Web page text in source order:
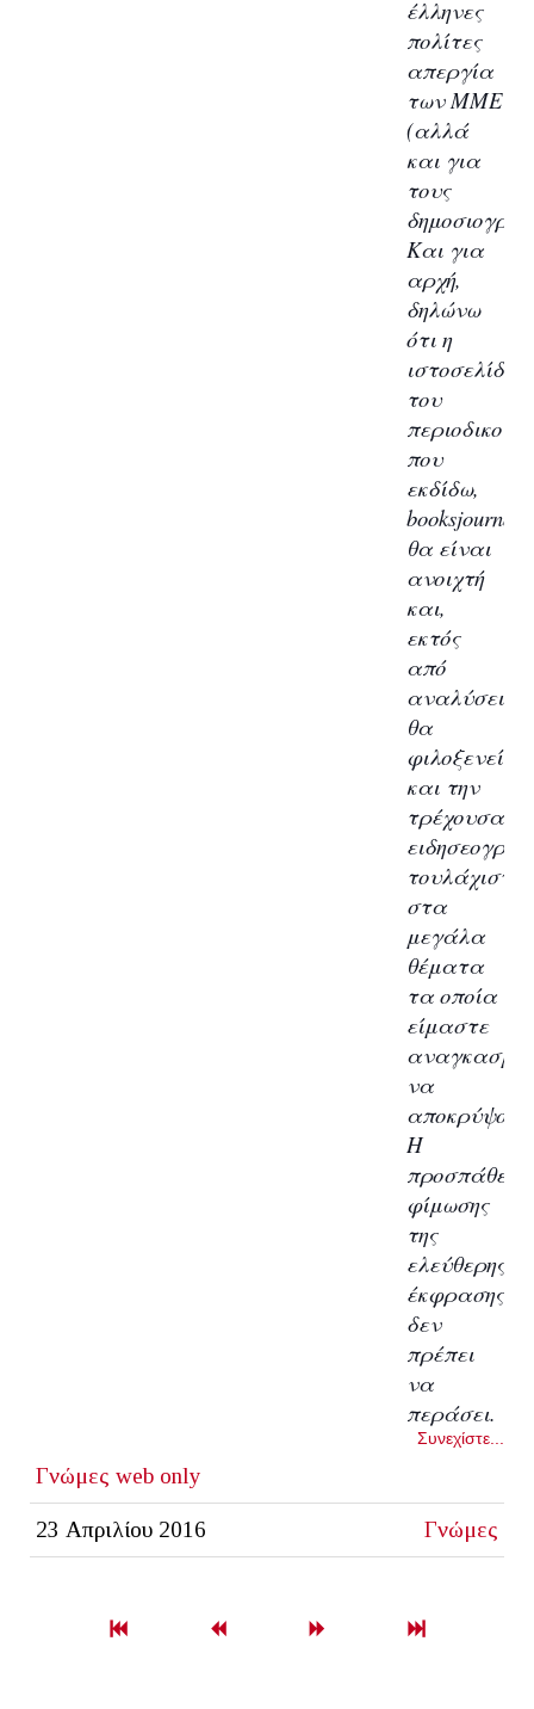
έλληνες
πολίτες
απεργία
των ΜΜΕ
(αλλά
και για
τους
Και για
αρχή,
δηλώνω
ότι η
ιστοσελίδα
του
περιοδικού
που
εκδίδω,
θα είναι
ανοιχτή
και,
εκτός
από
αναλύσεις,
θα
φιλοξενεί
και την
τρέχουσα
τουλάχιστον
στα
μεγάλα
θέματα
τα οποία
είμαστε
να
Η
προσπάθεια
φίμωσης
της
ελεύθερης
έκφρασης
δεν
πρέπει
να
περάσει.
Συνεχίστε...
Γνώμες web only
23 Απριλίου 2016 Γνώμες